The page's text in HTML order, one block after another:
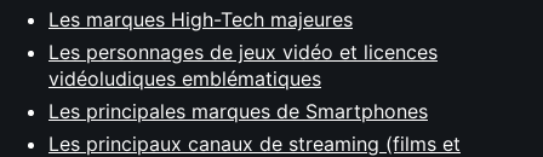
Les marques High-Tech majeures
Les personnages de jeux vidéo et licences
vidéoludiques emblématiques
Les principales marques de Smartphones
Les principaux canaux de streaming (films et